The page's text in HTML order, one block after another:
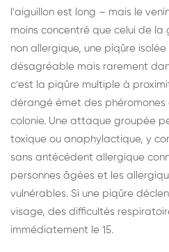
l'aiguillon est long – mais le
moins concentré que celui de la
non allergique, une piqûre isolée
désagréable mais rarement
c'est la piqûre multiple à
dérangé émet des
colonie. Une attaque groupée
toxique ou anaphylactique, y
sans antécédent allergique
personnes âgées et les
vulnérables. Si une piqûre
visage, des difficultés
immédiatement le 15.